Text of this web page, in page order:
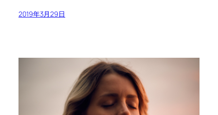
2019年3月29日